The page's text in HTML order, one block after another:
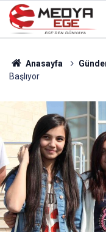
Anasayfa
Başlıyor